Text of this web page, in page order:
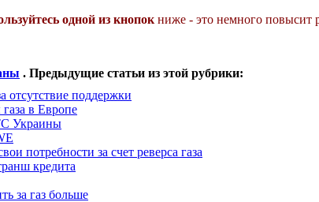
одной из кнопок ниже - это немного повысит
. Предыдущие статьи из этой рубрики:
отсутствие поддержки
в Европе
Украины
потребности за счет реверса газа
кредита
за газ больше